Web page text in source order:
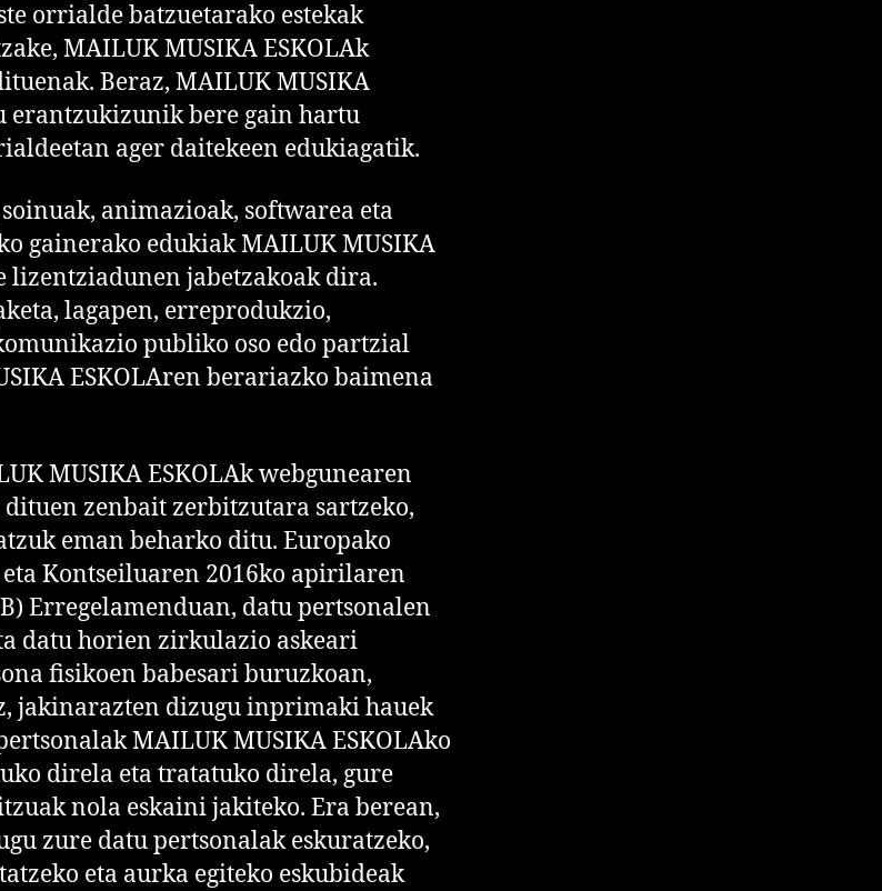
orrialde batzuetarako estekak
MAILUK MUSIKA ESKOLAk
Beraz, MAILUK MUSIKA
erantzukizunik bere gain hartu
ager daitekeen edukiagatik.
animazioak, softwarea eta
gainerako edukiak MAILUK MUSIKA
lizentziadunen jabetzakoak dira.
lagapen, erreprodukzio,
publiko oso edo partzial
ESKOLAren berariazko baimena
MUSIKA ESKOLAk webgunearen
zenbait zerbitzutara sartzeko,
eman beharko ditu. Europako
Kontseiluaren 2016ko apirilaren
Erregelamenduan, datu pertsonalen
datu horien zirkulazio askeari
fisikoen babesari buruzkoan,
jakinarazten dizugu inprimaki hauek
MAILUK MUSIKA ESKOLAko
direla eta tratatuko direla, gure
nola eskaini jakiteko. Era berean,
zure datu pertsonalak eskuratzeko,
eta aurka egiteko eskubideak